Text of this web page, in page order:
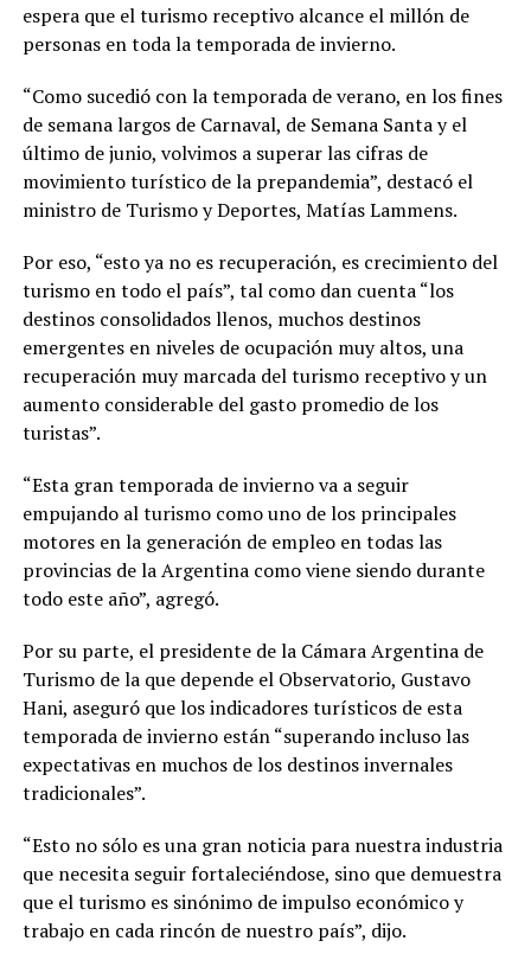
espera que el turismo receptivo alcance el millón de
personas en toda la temporada de invierno.
“Como sucedió con la temporada de verano, en los fines
de semana largos de Carnaval, de Semana Santa y el
último de junio, volvimos a superar las cifras de
movimiento turístico de la prepandemia”, destacó el
ministro de Turismo y Deportes, Matías Lammens.
Por eso, “esto ya no es recuperación, es crecimiento del
turismo en todo el país”, tal como dan cuenta “los
destinos consolidados llenos, muchos destinos
emergentes en niveles de ocupación muy altos, una
recuperación muy marcada del turismo receptivo y un
aumento considerable del gasto promedio de los
turistas”.
“Esta gran temporada de invierno va a seguir
empujando al turismo como uno de los principales
motores en la generación de empleo en todas las
provincias de la Argentina como viene siendo durante
todo este año”, agregó.
Por su parte, el presidente de la Cámara Argentina de
Turismo de la que depende el Observatorio, Gustavo
Hani, aseguró que los indicadores turísticos de esta
temporada de invierno están “superando incluso las
expectativas en muchos de los destinos invernales
tradicionales”.
“Esto no sólo es una gran noticia para nuestra industria
que necesita seguir fortaleciéndose, sino que demuestra
que el turismo es sinónimo de impulso económico y
trabajo en cada rincón de nuestro país”, dijo.